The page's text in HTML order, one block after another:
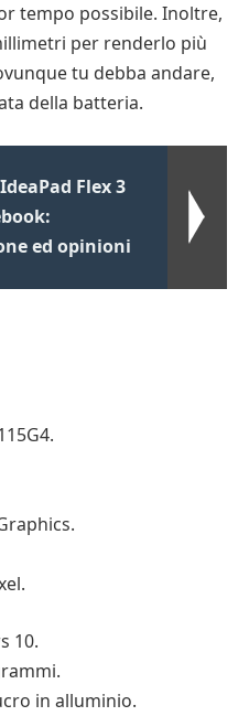
tempo possibile. Inoltre,
per renderlo più
tu debba andare,
della batteria.
Flex 3
ed opinioni
10.
in alluminio.